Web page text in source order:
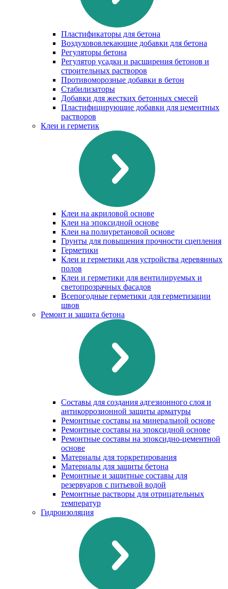
Пластификаторы для бетона
Воздухововлекающие добавки для бетона
Регуляторы бетона
Регулятор усадки и расширения бетонов и
строительных растворов
Противоморозные добавки в бетон
Стабилизаторы
Добавки для жестких бетонных смесей
Пластифицирующие добавки для цементных
растворов
Клеи и герметик
Клеи на акриловой основе
Клеи на эпоксидной основе
Клеи на полиуретановой основе
Грунты для повышения прочности сцепления
Герметики
Клеи и герметики для устройства деревянных
полов
Клеи и герметики для вентилируемых и
светопрозрачных фасадов
Всепогодные герметики для герметизации
швов
Ремонт и защита бетона
Составы для создания адгезионного слоя и
антикоррозионной защиты арматуры
Ремонтные составы на минеральной основе
Ремонтные составы на эпоксидной основе
Ремонтные составы на эпоксидно-цементной
основе
Материалы для торкретирования
Материалы для защиты бетона
Ремонтные и защитные составы для
резервуаров с питьевой водой
Ремонтные растворы для отрицательных
температур
Гидроизоляция